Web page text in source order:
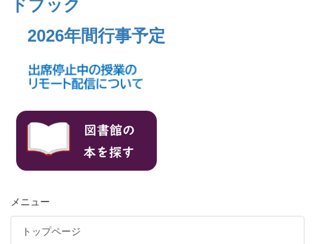
ドブック
2026年間行事予定
メニュー
トップページ